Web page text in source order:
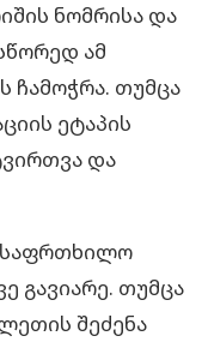
ნომრისა და
ამ
ჩამოჭრა. თუმცა
ეტაპის
და
საფრთხილო
გავიარე. თუმცა
შეძენა